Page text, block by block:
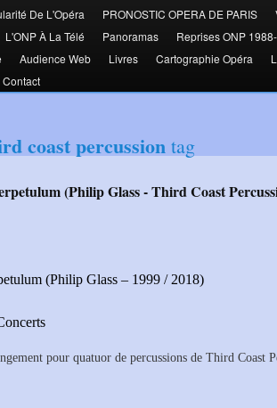
De L'Opéra PRONOSTIC OPERA DE PARIS
L'ONP À La Télé Panoramas Reprises ONP
Audience Web Livres Cartographie Opéra
Contact
coast percussion tag
(Philip Glass – 1999 / 2018)
pour quatuor de percussions de Third Coast